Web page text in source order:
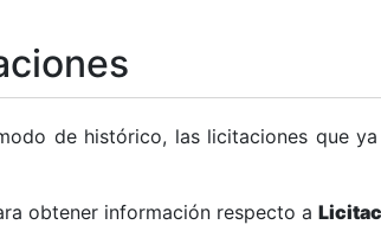
de histórico, las licitaciones que
obtener información respecto a